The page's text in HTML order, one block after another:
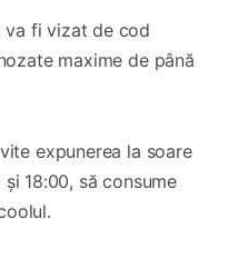
va fi vizat de cod
maxime de până
expunerea la soare
18:00, să consume